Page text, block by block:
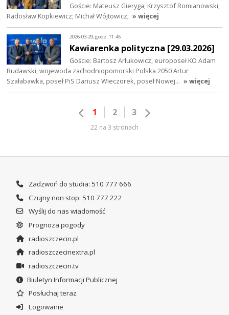
Goście: Mateusz Gieryga; Krzysztof Romianowski;
Radosław Kopkiewicz; Michał Wójtowicz; » więcej
2026-03-29, godz. 11:45
Kawiarenka polityczna [29.03.2026]
Goście: Bartosz Arłukowicz, europoseł KO Adam
Rudawski, wojewoda zachodniopomorski Polska 2050 Artur
Szałabawka, poseł PiS Dariusz Wieczorek, poseł Nowej… » więcej
1 2 3
22 na 3 stronach
Zadzwoń do studia: 510 777 666
Czujny non stop: 510 777 222
Wyślij do nas wiadomość
Prognoza pogody
radioszczecin.pl
radioszczecinextra.pl
radioszczecin.tv
Biuletyn Informacji Publicznej
Posłuchaj teraz
Logowanie